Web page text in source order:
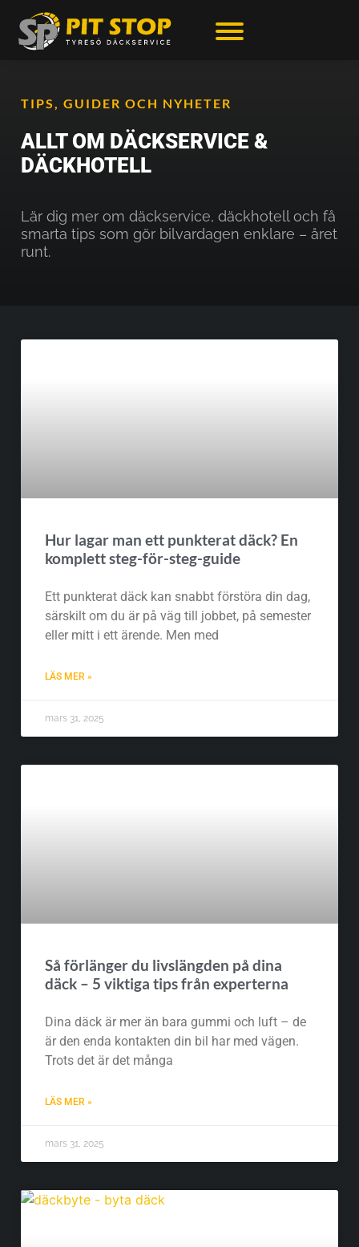
TIPS, GUIDER OCH NYHETER
ALLT OM DÄCKSERVICE &
DÄCKHOTELL
Lär dig mer om däckservice, däckhotell och få
smarta tips som gör bilvardagen enklare – året
runt.
Hur lagar man ett punkterat däck? En
komplett steg-för-steg-guide
Ett punkterat däck kan snabbt förstöra din dag,
särskilt om du är på väg till jobbet, på semester
eller mitt i ett ärende. Men med
LÄS MER »
mars 31, 2025
Så förlänger du livslängden på dina
däck – 5 viktiga tips från experterna
Dina däck är mer än bara gummi och luft – de
är den enda kontakten din bil har med vägen.
Trots det är det många
LÄS MER »
mars 31, 2025